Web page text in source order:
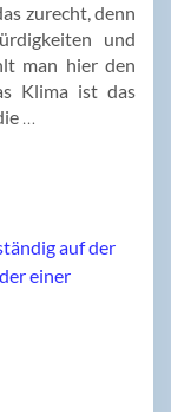
zurecht, denn
und
man hier den
Klima ist das
…